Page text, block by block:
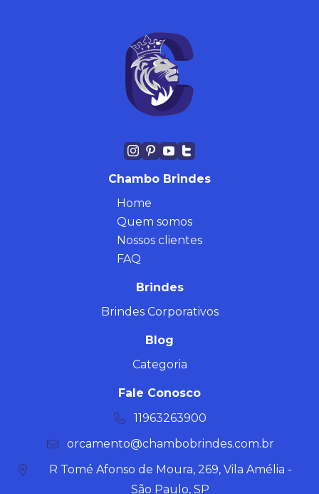
Chambo Brindes
Home
Quem somos
Nossos clientes
FAQ
Brindes
Brindes Corporativos
Blog
Categoria
Fale Conosco
11963263900
orcamento@chambobrindes.com.br
R Tomé Afonso de Moura, 269, Vila Amélia -
São Paulo, SP